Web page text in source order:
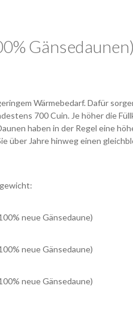
Wärmebedarf. Dafür
700 Cuin. Je höher die
haben in der Regel eine
Jahre hinweg einen
neue Gänsedaune)
neue Gänsedaune)
neue Gänsedaune)